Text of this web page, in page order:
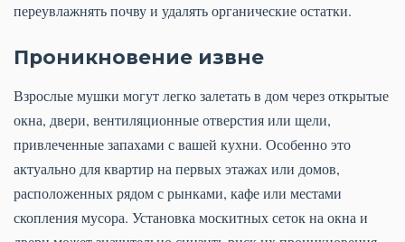
переувлажнять почву и удалять органические остатки.
Проникновение извне
Взрослые мушки могут легко залетать в дом через открытые
окна, двери, вентиляционные отверстия или щели,
привлеченные запахами с вашей кухни. Особенно это
актуально для квартир на первых этажах или домов,
расположенных рядом с рынками, кафе или местами
скопления мусора. Установка москитных сеток на окна и